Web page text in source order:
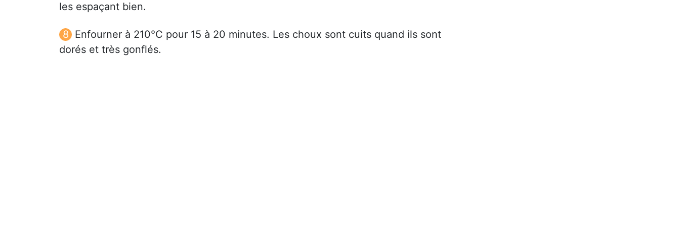
les espaçant bien.
Enfourner à 210°C pour 15 à 20 minutes. Les choux sont cuits quand ils sont
dorés et très gonflés.